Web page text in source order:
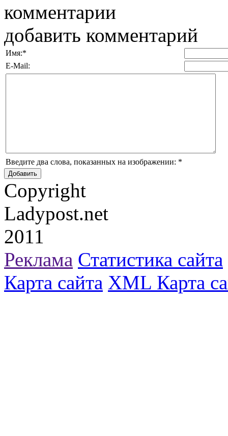
комментарии
добавить комментарий
Имя:*
E-Mail:
Введите два слова, показанных на изображении: *
Copyright
Ladypost.net
2011
Реклама Статистика сайта
Карта сайта XML Карта